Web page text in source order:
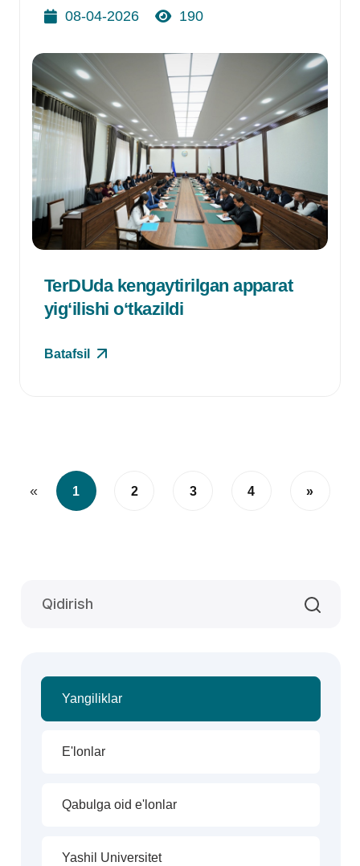
08-04-2026 190
TerDUda kengaytirilgan apparat
yig‘ilishi o‘tkazildi
Batafsil
« 1 2 3 4 »
Yangiliklar
E'lonlar
Qabulga oid e'lonlar
Yashil Universitet